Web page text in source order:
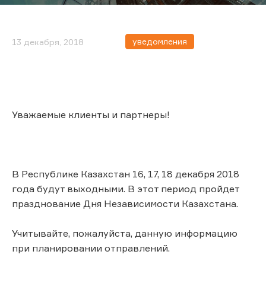
13 декабря, 2018 уведомления
Уважаемые клиенты и партнеры!
В Республике Казахстан 16, 17, 18 декабря 2018
года будут выходными. В этот период пройдет
празднование Дня Независимости Казахстана.
Учитывайте, пожалуйста, данную информацию
при планировании отправлений.